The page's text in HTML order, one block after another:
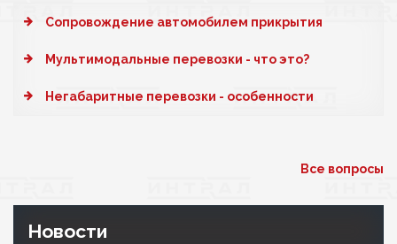
Cопровождение автомобилем прикрытия
Мультимодальные перевозки - что это?
Негабаритные перевозки - особенности
Все вопросы
Новости